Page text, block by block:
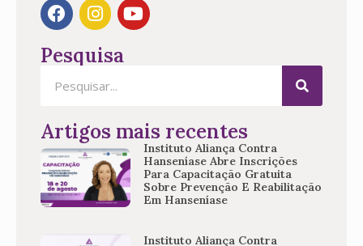
Pesquisa
Artigos mais recentes
Instituto Aliança Contra
Hanseníase Abre Inscrições
Para Capacitação Gratuita
Sobre Prevenção E Reabilitação
Em Hanseníase
Instituto Aliança Contra